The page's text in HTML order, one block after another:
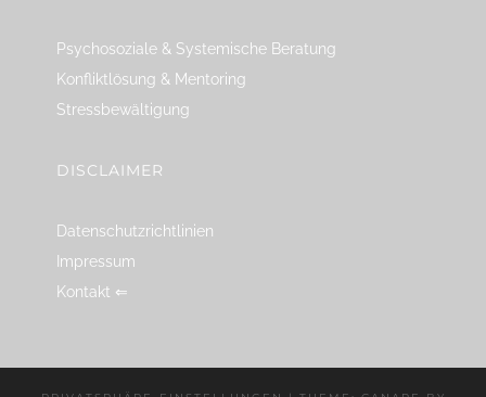
Psychosoziale & Systemische Beratung
Konfliktlösung & Mentoring
Stressbewältigung
DISCLAIMER
Datenschutzrichtlinien
Impressum
Kontakt ⇐